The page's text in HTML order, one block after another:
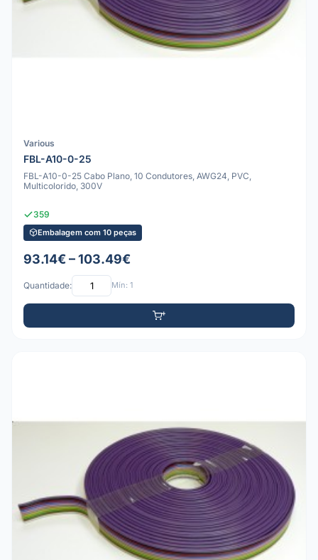
Various
FBL-A10-0-25
FBL-A10-0-25 Cabo Plano, 10 Condutores, AWG24, PVC,
Multicolorido, 300V
359
Embalagem com 10 peças
93.14€ – 103.49€
Quantidade: Mín: 1